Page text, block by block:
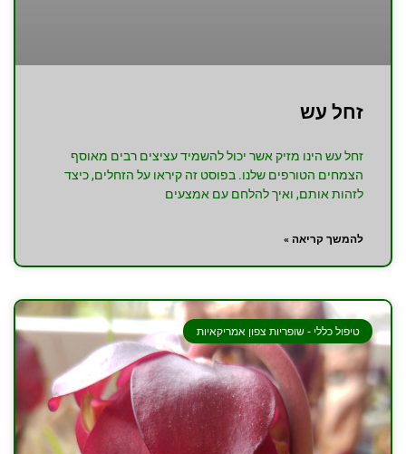
זחל עש
זחל עש הינו מזיק אשר יכול להשמיד עציצים רבים מאוסף
הצמחים הטורפים שלנו. בפוסט זה קיראו על הזחלים, כיצד
לזהות אותם, ואיך להלחם עם אמצעים
להמשך קריאה »
טיפול כללי - שופריות צפון אמריקאיות